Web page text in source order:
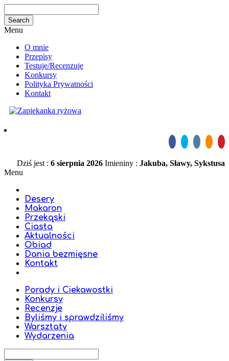
Menu
O mnie
Przepisy
Testuje/Recenzuje
Konkursy
Polityka Prywatności
Kontakt
Dziś jest : 6 sierpnia 2026 Imieniny : Jakuba, Sławy, Sykstusa
Menu
Desery
Makaron
Przekąski
Ciasta
Aktualności
Obiad
Dania bezmięsne
Kontakt
Porady i Ciekawostki
Konkursy
Recenzje
Byliśmy i sprawdziliśmy
Warsztaty
Wydarzenia